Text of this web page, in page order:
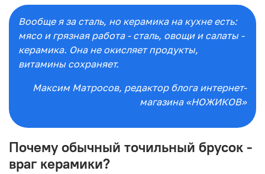
Вообще я за сталь, но керамика на кухне есть:
мясо и грязная работа - сталь, овощи и салаты -
керамика. Она не окисляет продукты,
витамины сохраняет.
Максим Матросов, редактор блога интернет-
магазина «НОЖИКОВ»
Почему обычный точильный брусок -
враг керамики?